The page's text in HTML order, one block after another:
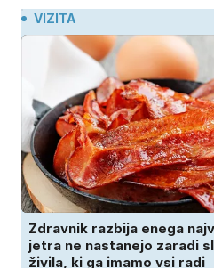
VIZITA
Zdravnik razbija enega
jetra ne nastanejo zaradi
živila, ki ga imamo vsi radi